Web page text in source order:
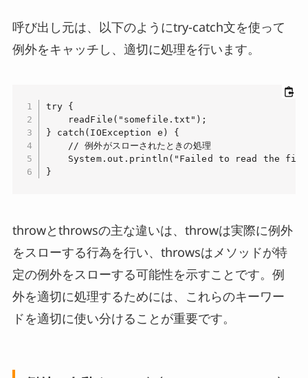
呼び出し元は、以下のようにtry-catch文を使って
例外をキャッチし、適切に処理を行います。
try {
    readFile("somefile.txt");
} catch(IOException e) {
    // 例外がスローされたときの処理
System.out.println("Failed to read the
}
throwとthrowsの主な違いは、throwは実際に例外
をスローする行為を行い、throwsはメソッドが特
定の例外をスローする可能性を示すことです。例
外を適切に処理するためには、これらのキーワー
ドを適切に使い分けることが重要です。